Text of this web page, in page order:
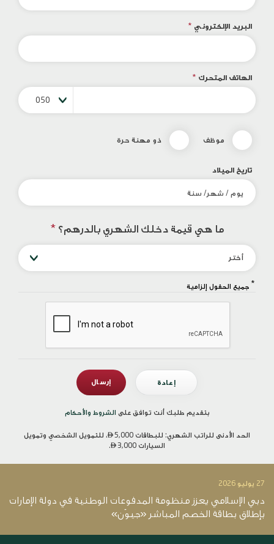
البريد الإلكتروني *
الهاتف المتحرك *
050
موظف ذو مهنة حرة
تاريخ الميلاد
ما هي قيمة دخلك الشهري بالدرهم؟ *
أختر
* جميع الحقول إلزامية
بتقديم طلبك أنت توافق على الشروط والأحكام
الحد الأدنى للراتب الشهري: للبطاقات 5,000، للتمويل الشخصي وتمويل
السيارات
3,000.
27 يوليو 2026
دبي الإسلامي يعزز منظومة المدفوعات الوطنية في دولة الإمارات
بإطلاق بطاقة الخصم المباشر «جيوَن»